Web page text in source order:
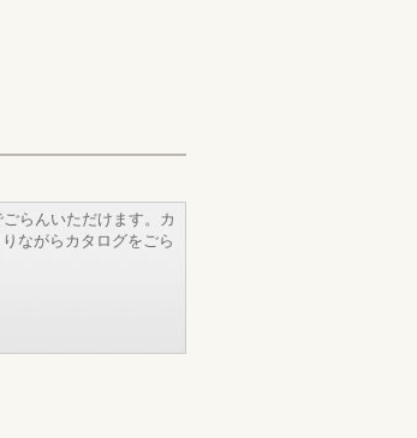
らんいただけます。カ
ながらカタログをごら